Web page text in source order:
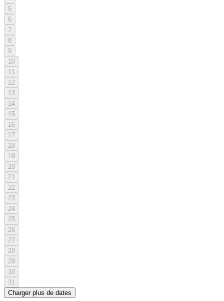
5
6
7
8
9
10
11
12
13
14
15
16
17
18
19
20
21
22
23
24
25
26
27
28
29
30
31
Charger plus de dates